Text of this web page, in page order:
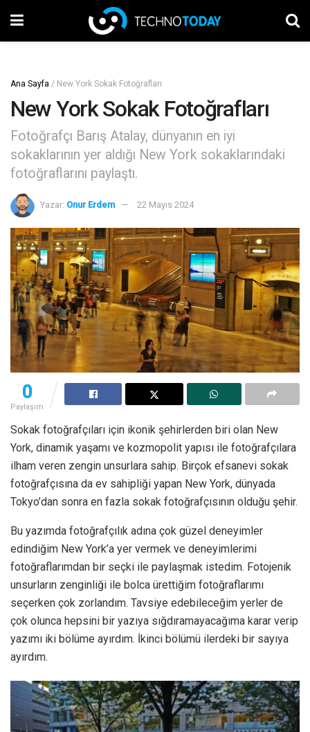
Ana Sayfa / New York Sokak Fotoğrafları
New York Sokak Fotoğrafları
Fotoğrafçı Barış Atalay, dünyanın en iyi
sokaklarının yer aldığı New York sokaklarındaki
fotoğraflarını paylaştı.
Yazar: Onur Erdem 22 Mayıs 2024
0
Paylaşım
Sokak fotoğrafçıları için ikonik şehirlerden biri olan New
York, dinamik yaşamı ve kozmopolit yapısı ile fotoğrafçılara
ilham veren zengin unsurlara sahip. Birçok efsanevi sokak
fotoğrafçısına da ev sahipliği yapan New York, dünyada
Tokyo’dan sonra en fazla sokak fotoğrafçısının olduğu şehir.
Bu yazımda fotoğrafçılık adına çok güzel deneyimler
edindiğim New York’a yer vermek ve deneyimlerimi
fotoğraflarımdan bir seçki ile paylaşmak istedim. Fotojenik
unsurların zenginliği ile bolca ürettiğim fotoğraflarımı
seçerken çok zorlandım. Tavsiye edebileceğim yerler de
çok olunca hepsini bir yazıya sığdıramayacağıma karar verip
yazımı iki bölüme ayırdım. İkinci bölümü ilerdeki bir sayıya
ayırdım.